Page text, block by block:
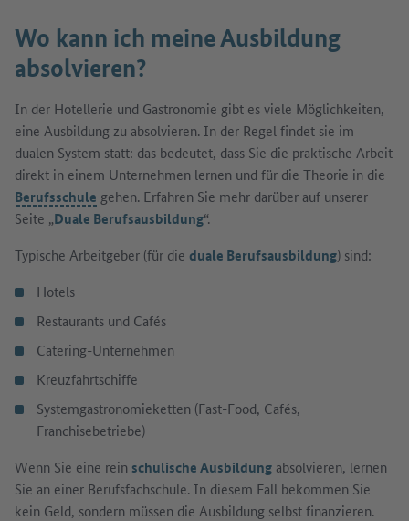
Wo kann ich meine Ausbildung
absolvieren?
In der Hotellerie und Gastronomie gibt es viele Möglichkeiten,
eine Ausbildung zu absolvieren. In der Regel findet sie im
dualen System statt: das bedeutet, dass Sie die praktische Arbeit
direkt in einem Unternehmen lernen und für die Theorie in die
Berufsschule gehen. Erfahren Sie mehr darüber auf unserer
Seite „Duale Berufsausbildung“.
Typische Arbeitgeber (für die duale Berufsausbildung) sind:
Hotels
Restaurants und Cafés
Catering-Unternehmen
Kreuzfahrtschiffe
Systemgastronomieketten (Fast-Food, Cafés,
Franchisebetriebe)
Wenn Sie eine rein schulische Ausbildung absolvieren, lernen
Sie an einer Berufsfachschule. In diesem Fall bekommen Sie
kein Geld, sondern müssen die Ausbildung selbst finanzieren.